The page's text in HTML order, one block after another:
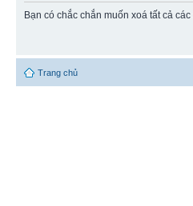
Bạn có chắc chắn muốn xoá tất cả
Trang chủ